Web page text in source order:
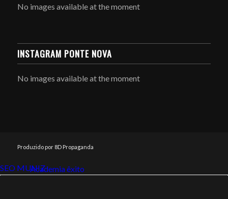
No images available at the moment
INSTAGRAM PONTE NOVA
No images available at the moment
Produzido por 8D Propaganda
SEO MUNIZ
Link112Academia êxito